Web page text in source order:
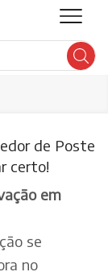
de Poste
certo!
em
se
no